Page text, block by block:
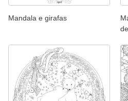
Mandala e girafas